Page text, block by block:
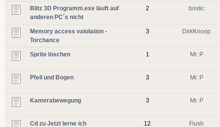
Blitz 3D Programm.exe läuft auf
anderen PC´s nicht
2 bostic
Memory access vaiolation -
Torchance
3 DirkKnoop
Sprite löschen 1 Mr. P
Pfeil und Bogen 3 Mr. P
Kamerabewegung 3 Mr. P
Cd zu Jetzt lerne ich
12 Flush